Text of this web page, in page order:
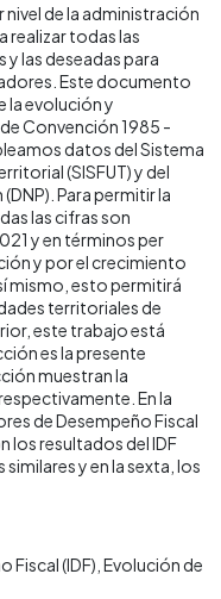
nivel de la administración
realizar todas las
las deseadas para
Este documento
la evolución y
Convención 1985 -
datos del Sistema
(SISFUT) y del
Para permitir la
las cifras son
y en términos per
y por el crecimiento
mismo, esto permitirá
territoriales de
este trabajo está
es la presente
muestran la
En la
de Desempeño Fiscal
los resultados del IDF
y en la sexta, los
Fiscal (IDF) Evolución de